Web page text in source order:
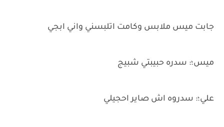
جابت ميس ملابس وكامت اتلبسني واني ابجي
ميس؛: سدره حبيبتي شبيج
علي؛: سدروه اش صاير احجيلي